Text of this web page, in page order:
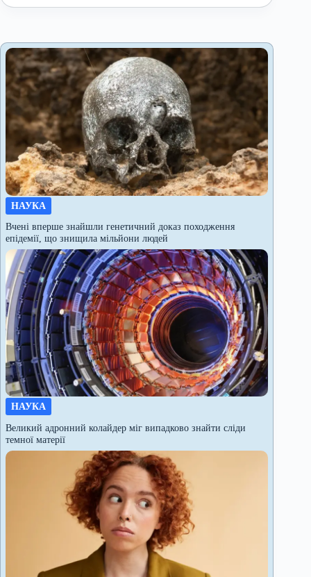
НАУКА
Вчені вперше знайшли генетичний доказ походження
епідемії, що знищила мільйони людей
НАУКА
Великий адронний колайдер міг випадково знайти сліди
темної матерії